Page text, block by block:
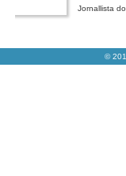
Jornallista
©